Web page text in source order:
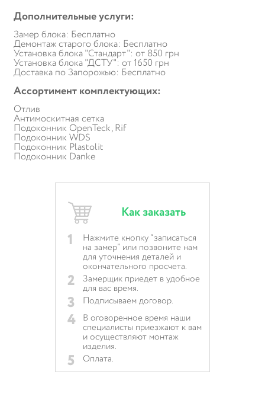
Дополнительные услуги:
Замер блока: Бесплатно
Демонтаж старого блока: Бесплатно
Установка блока "Стандарт": от 850 грн
Установка блока "ДСТУ": от 1650 грн
Доставка по Запорожью: Бесплатно
Ассортимент комплектующих:
Отлив
Антимоскитная сетка
Подоконник OpenTeck, Rif
Подоконник WDS
Подоконник Plastolit
Подоконник Danke
Как заказать
1 Нажмите кнопку “записаться
на замер” или позвоните нам
для уточнения деталей и
окончательного просчета.
2 Замерщик приедет в удобное
для вас время.
3 Подписываем договор.
4 В оговоренное время наши
специалисты приезжают к вам
и осуществляют монтаж
изделия.
5 Оплата.